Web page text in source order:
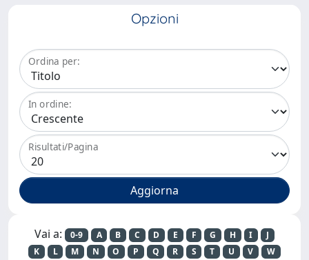
Opzioni
Ordina per:
In ordine:
Risultati/Pagina
Vai a: 0-9 A B C D E F G H I
J
K
L M N O P Q R S T U V
W